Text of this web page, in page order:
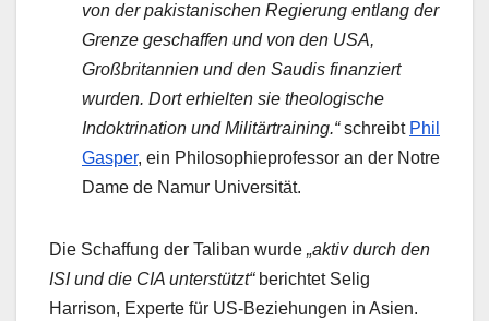
von der pakistanischen Regierung entlang der
Grenze geschaffen und von den USA,
Großbritannien und den Saudis finanziert
wurden. Dort erhielten sie theologische
Indoktrination und Militärtraining.“schreibt Phil
Gasper, ein Philosophieprofessor an der Notre
Dame de Namur Universität.
Die Schaffung der Taliban wurde „aktiv durch den
ISI und die CIA unterstützt“berichtet Selig
Harrison, Experte für US-Beziehungen in Asien.